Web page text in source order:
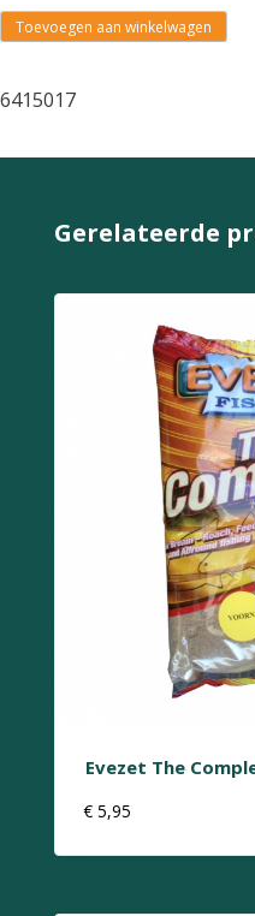
Toevoegen aan winkelwagen
6415017
Gerelateerde
Evezet The
€ 5,95